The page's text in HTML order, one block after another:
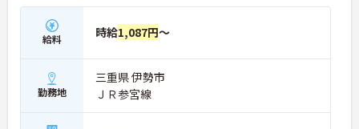
給料 時給1,087円～
勤務地
三重県 伊勢市
ＪＲ参宮線